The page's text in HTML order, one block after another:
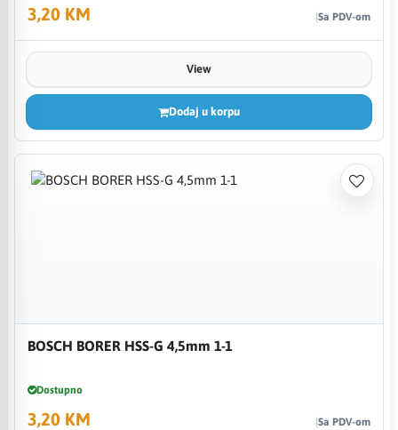
3,20 KM Sa PDV-om
View
Dodaj u korpu
BOSCH BORER HSS-G 4,5mm 1-1
Dostupno
3,20 KM Sa PDV-om